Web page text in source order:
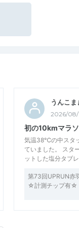
うんこ
2026/
初の10kmマラ
気温38℃の中スタ
ていました。 スタ
ットした塩分タブ
第73回UPRUN赤
☆計測チップ有☆